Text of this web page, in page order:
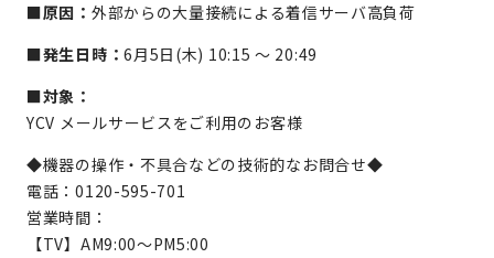
■原因： 外部からの大量接続による着信サーバ高負荷
■発生日時：6月5日(木) 10:15 ～ 20:49
■対象：
YCV メールサービスをご利用のお客様
◆機器の操作・不具合などの技術的なお問合せ◆
電話：0120-595-701
営業時間：
【TV】AM9:00～PM5:00